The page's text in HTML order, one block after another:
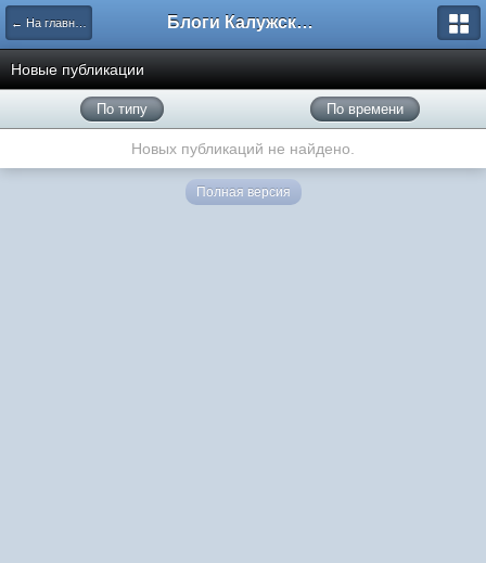
← На главную Блоги Калужского перекрестка
Новые публикации
По типу По времени
Новых публикаций не найдено.
Полная версия